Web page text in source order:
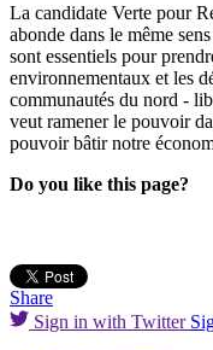
La candidate Verte pour
abonde dans le même
sont essentiels pour
environnementaux et les
communautés du nord -
veut ramener le pouvoir
pouvoir bâtir notre
Do you like this page?
Share
Sign in with Twitter